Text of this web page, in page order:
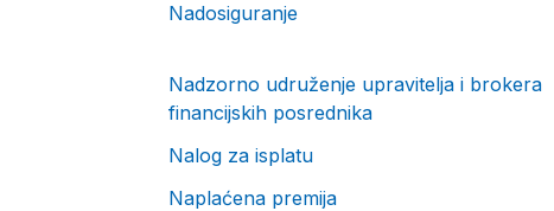
Nadosiguranje
Nadzorno udruženje upravitelja i brokera
financijskih posrednika
Nalog za isplatu
Naplaćena premija